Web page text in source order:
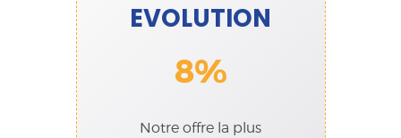
EVOLUTION
8%
Notre offre la plus